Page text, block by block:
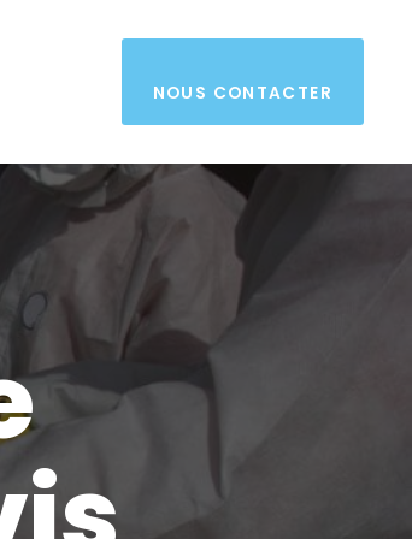
NOUS CONTACTER